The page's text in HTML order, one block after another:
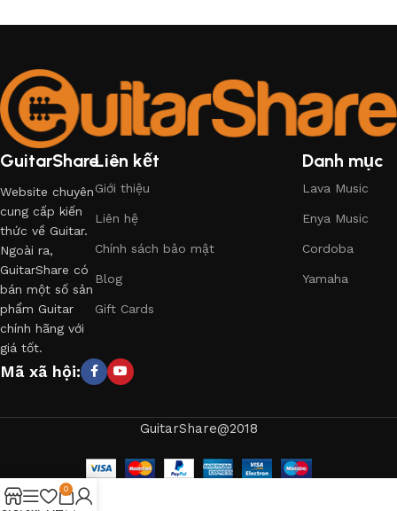
GuitarShare
Website chuyên
cung cấp kiến
thức về Guitar.
Ngoài ra,
GuitarShare có
bán một số sản
phẩm Guitar
chính hãng với
giá tốt.
Liên kết
Giới thiệu
Liên hệ
Chính sách bảo mật
Blog
Gift Cards
Danh mục
Lava Music
Enya Music
Cordoba
Yamaha
Mã xã hội:
GuitarShare@2018
0